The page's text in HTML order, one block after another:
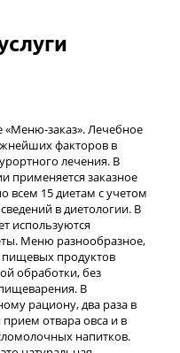
«Меню-заказ». Лечебное
факторов в
лечения. В
применяется заказное
всем 15 диетам с учетом
в диетологии. В
используются
Меню разнообразное,
продуктов
обработки, без
В
рациону, два раза в
отвара овса и в
напитков.